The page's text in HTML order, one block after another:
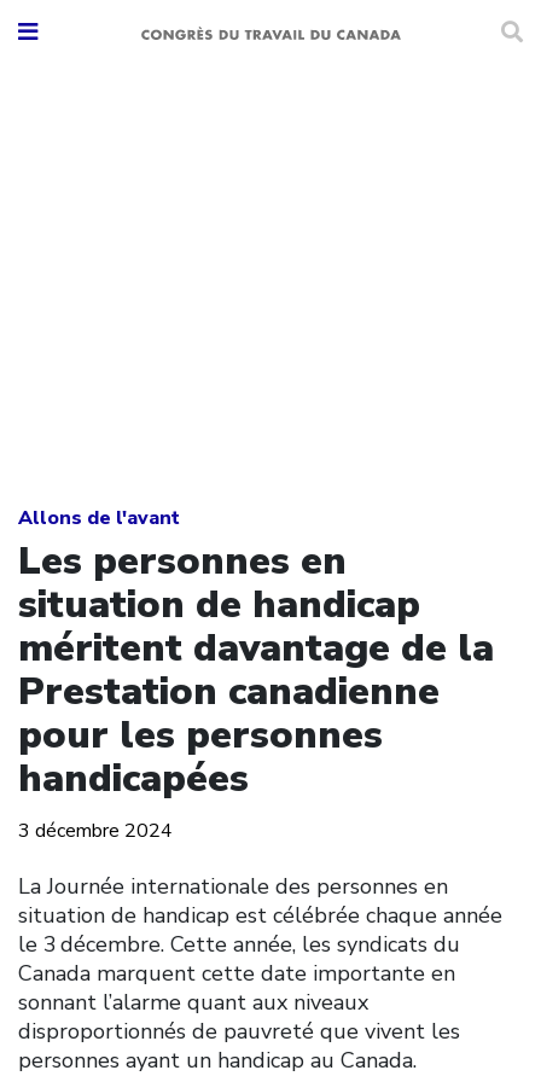
Allons de l'avant
Les personnes en
situation de handicap
méritent davantage de la
Prestation canadienne
pour les personnes
handicapées
3 décembre 2024
La Journée internationale des personnes en
situation de handicap est célébrée chaque année
le 3 décembre. Cette année, les syndicats du
Canada marquent cette date importante en
sonnant l’alarme quant aux niveaux
disproportionnés de pauvreté que vivent les
personnes ayant un handicap au Canada.